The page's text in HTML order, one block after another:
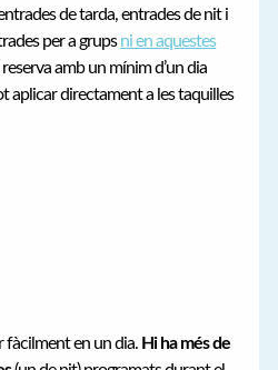
de tarda, entrades de nit i
per a grupsni en aquestes
amb un mínim d’un dia
aplicar directament a les taquilles
fàcilment en un dia. Hi ha més de